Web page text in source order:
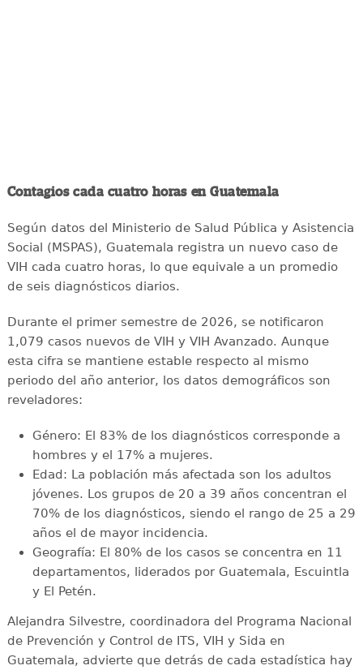
Contagios cada cuatro horas en Guatemala
Según datos del Ministerio de Salud Pública y Asistencia
Social (MSPAS), Guatemala registra un nuevo caso de
VIH cada cuatro horas, lo que equivale a un promedio
de seis diagnósticos diarios.
Durante el primer semestre de 2026, se notificaron
1,079 casos nuevos de VIH y VIH Avanzado. Aunque
esta cifra se mantiene estable respecto al mismo
periodo del año anterior, los datos demográficos son
reveladores:
Género: El 83% de los diagnósticos corresponde a
hombres y el 17% a mujeres.
Edad: La población más afectada son los adultos
jóvenes. Los grupos de 20 a 39 años concentran el
70% de los diagnósticos, siendo el rango de 25 a 29
años el de mayor incidencia.
Geografía: El 80% de los casos se concentra en 11
departamentos, liderados por Guatemala, Escuintla
y El Petén.
Alejandra Silvestre, coordinadora del Programa Nacional
de Prevención y Control de ITS, VIH y Sida en
Guatemala, advierte que detrás de cada estadística hay